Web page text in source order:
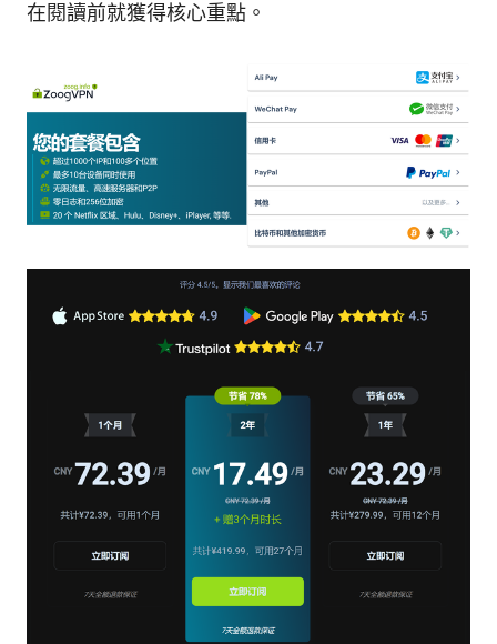
在閱讀前就獲得核心重點。